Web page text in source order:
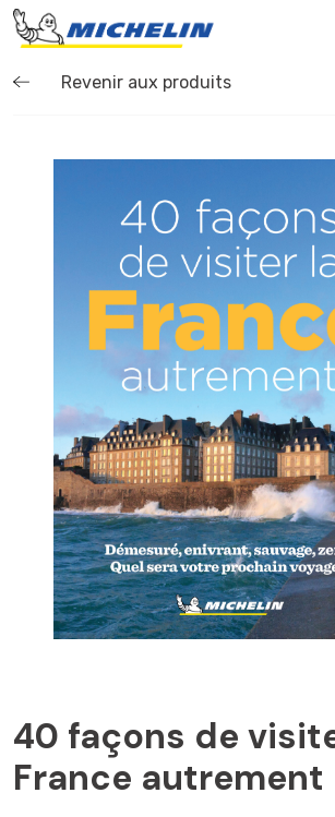
Revenir aux produits
40 façons de
France autrement